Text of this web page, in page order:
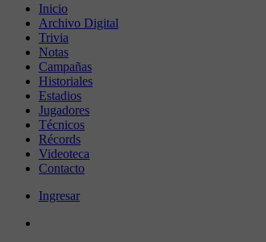
Inicio
Archivo Digital
Trivia
Notas
Campañas
Historiales
Estadios
Jugadores
Técnicos
Récords
Videoteca
Contacto
Ingresar